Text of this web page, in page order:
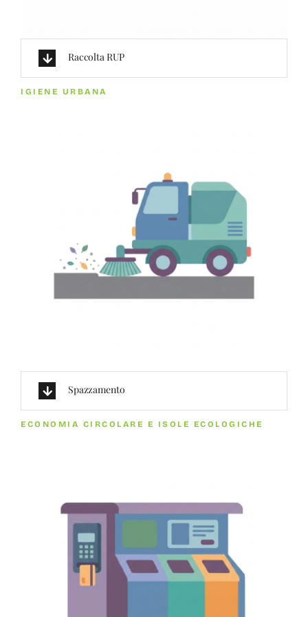
Raccolta RUP
IGIENE URBANA
Spazzamento
ECONOMIA CIRCOLARE E ISOLE ECOLOGICHE